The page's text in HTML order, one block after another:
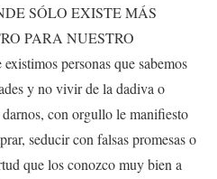
SÓLO EXISTE MÁS
PARA NUESTRO
personas que sabemos
y no vivir de la dadiva o
con orgullo le manifiesto
seducir con falsas promesas o
que los conozco muy bien a